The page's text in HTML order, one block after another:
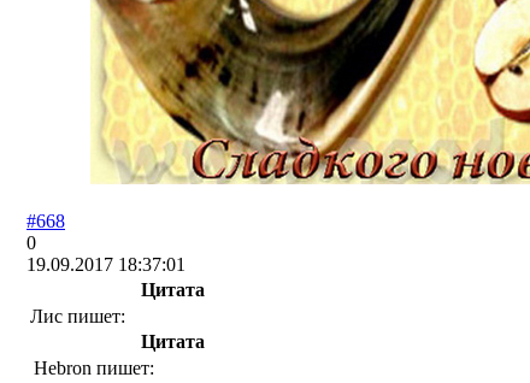
#668
0
19.09.2017 18:37:01
Цитата
Лис пишет:
Цитата
Hebron пишет: